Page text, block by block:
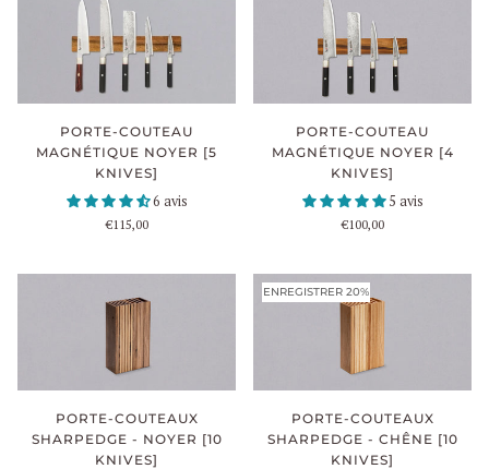
PORTE-COUTEAU
MAGNÉTIQUE NOYER [5
KNIVES]
6 avis
€115,00
PORTE-COUTEAU
MAGNÉTIQUE NOYER [4
KNIVES]
5 avis
€100,00
PORTE-COUTEAUX
SHARPEDGE - NOYER [10
KNIVES]
ENREGISTRER 20%
PORTE-COUTEAUX
SHARPEDGE - CHÊNE [10
KNIVES]